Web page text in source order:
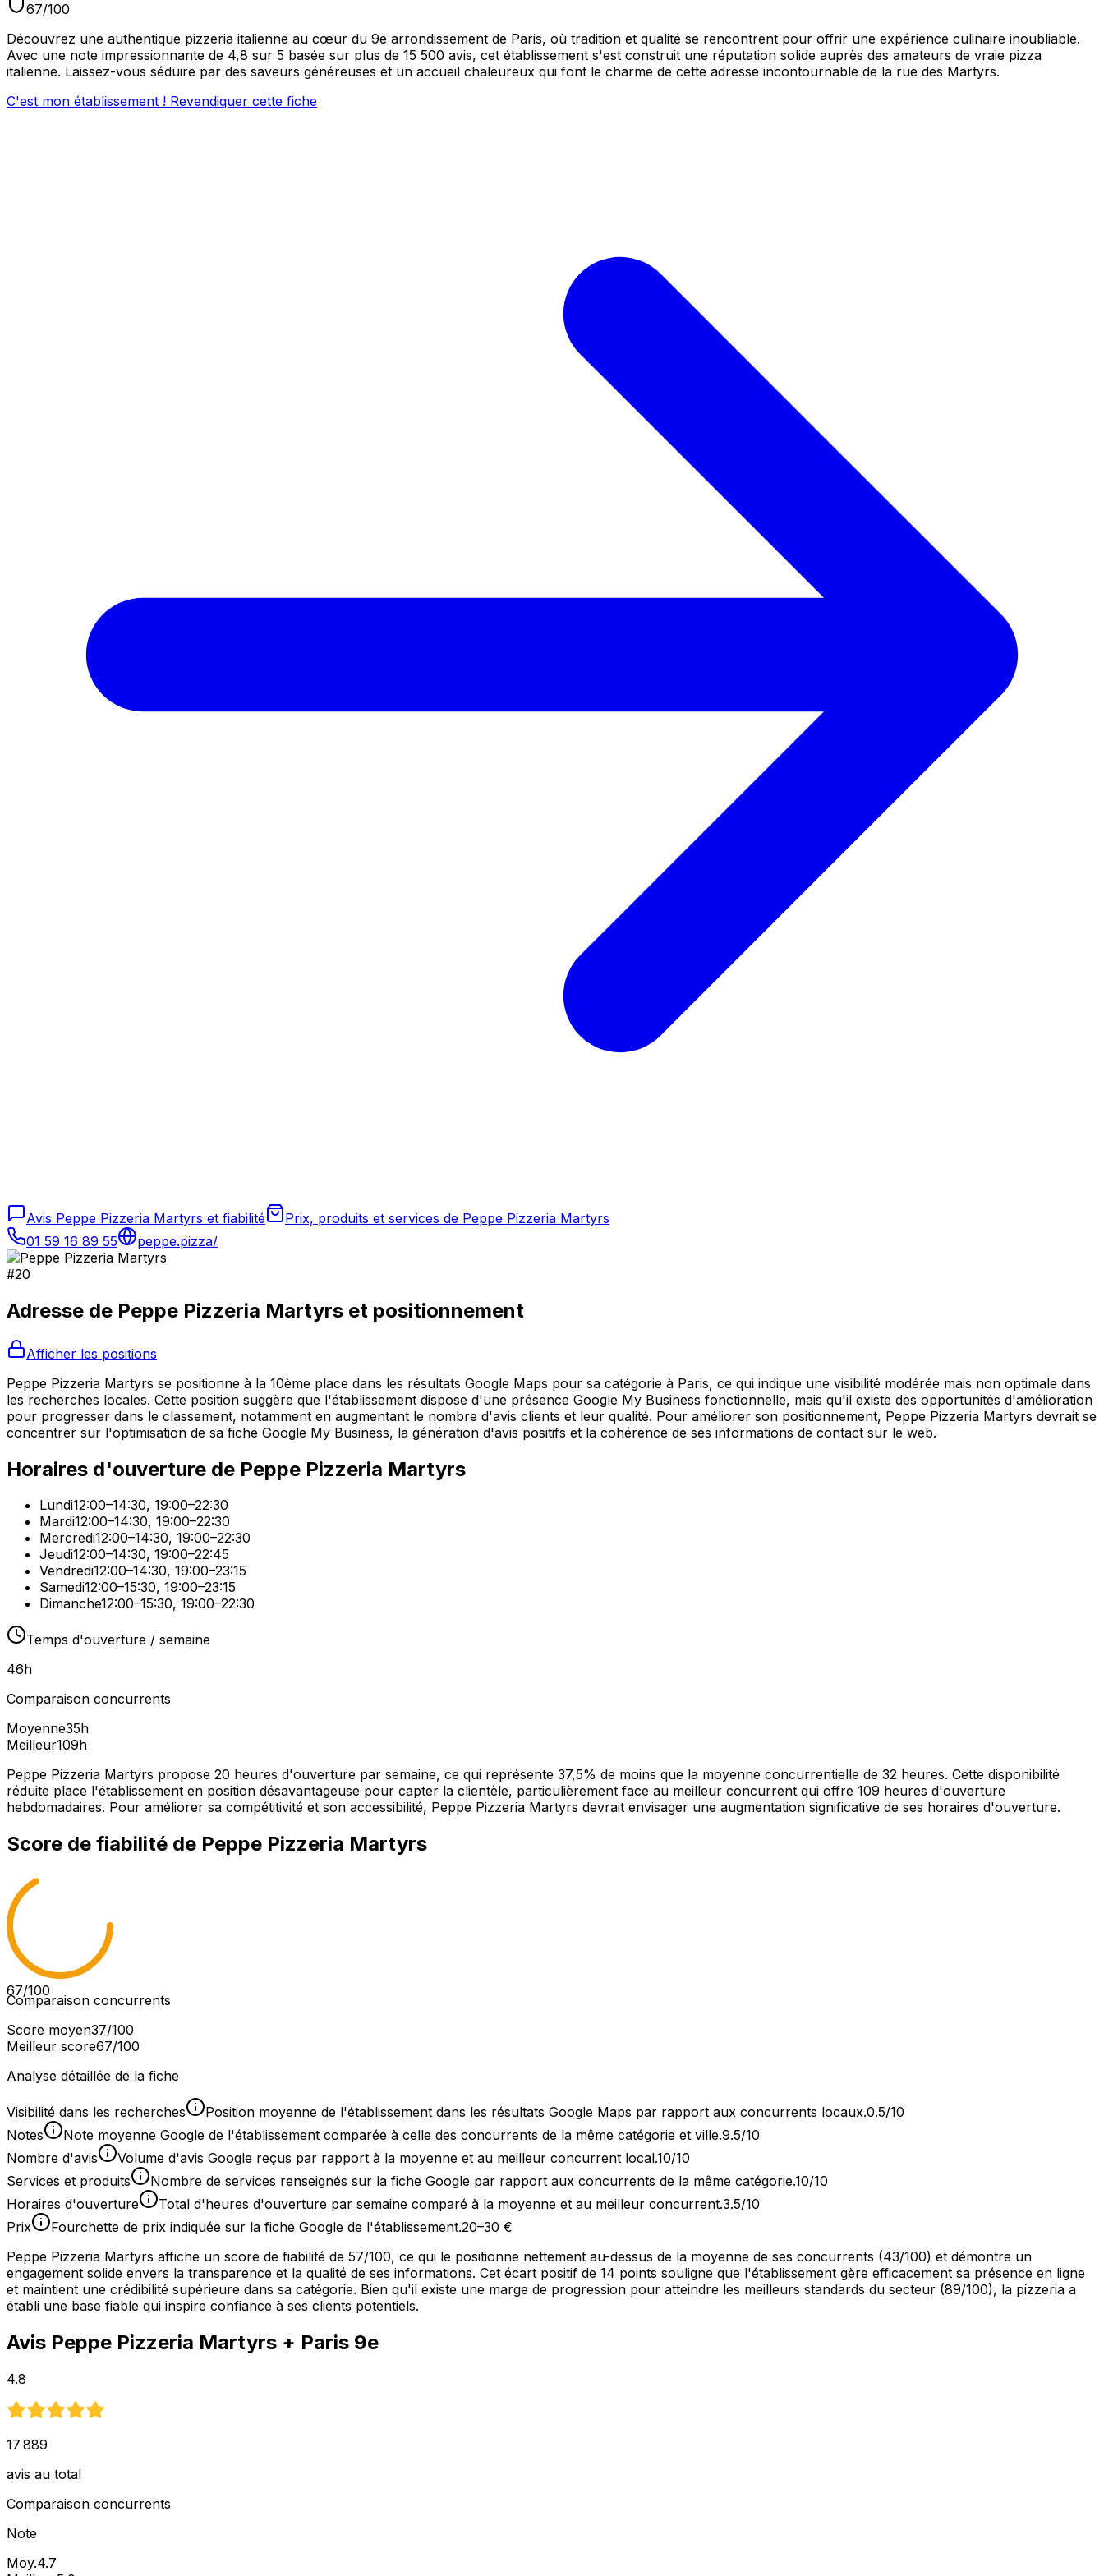
67/100
Découvrez une authentique pizzeria italienne au cœur du 9e arrondissement de Paris, où tradition et qualité se rencontrent pour offrir une expérience culinaire inoubliable.
Avec une note impressionnante de 4,8 sur 5 basée sur plus de 15 500 avis, cet établissement s'est construit une réputation solide auprès des amateurs de vraie pizza
italienne. Laissez-vous séduire par des saveurs généreuses et un accueil chaleureux qui font le charme de cette adresse incontournable de la rue des Martyrs.
C'est mon établissement ! Revendiquer cette fiche
Avis Peppe Pizzeria Martyrs et fiabilité
Prix, produits et services de Peppe Pizzeria Martyrs
01 59 16 89 55
peppe.pizza/
#20
Adresse de Peppe Pizzeria Martyrs et positionnement
Afficher les positions
Peppe Pizzeria Martyrs se positionne à la 10ème place dans les résultats Google Maps pour sa catégorie à Paris, ce qui indique une visibilité modérée mais non optimale dans
les recherches locales. Cette position suggère que l'établissement dispose d'une présence Google My Business fonctionnelle, mais qu'il existe des opportunités d'amélioration
pour progresser dans le classement, notamment en augmentant le nombre d'avis clients et leur qualité. Pour améliorer son positionnement, Peppe Pizzeria Martyrs devrait se
concentrer sur l'optimisation de sa fiche Google My Business, la génération d'avis positifs et la cohérence de ses informations de contact sur le web.
Horaires d'ouverture de Peppe Pizzeria Martyrs
Lundi12:00–14:30, 19:00–22:30
Mardi12:00–14:30, 19:00–22:30
Mercredi12:00–14:30, 19:00–22:30
Jeudi12:00–14:30, 19:00–22:45
Vendredi12:00–14:30, 19:00–23:15
Samedi12:00–15:30, 19:00–23:15
Dimanche12:00–15:30, 19:00–22:30
Temps d'ouverture / semaine
46h
Comparaison concurrents
Moyenne35h
Meilleur109h
Peppe Pizzeria Martyrs propose 20 heures d'ouverture par semaine, ce qui représente 37,5% de moins que la moyenne concurrentielle de 32 heures. Cette disponibilité
réduite place l'établissement en position désavantageuse pour capter la clientèle, particulièrement face au meilleur concurrent qui offre 109 heures d'ouverture
hebdomadaires. Pour améliorer sa compétitivité et son accessibilité, Peppe Pizzeria Martyrs devrait envisager une augmentation significative de ses horaires d'ouverture.
Score de fiabilité de Peppe Pizzeria Martyrs
67/100
Comparaison concurrents
Score moyen37/100
Meilleur score67/100
Analyse détaillée de la fiche
Visibilité dans les recherches Position moyenne de l'établissement dans les résultats Google Maps par rapport aux concurrents locaux.0.5/10
Notes
Note moyenne Google de l'établissement comparée à celle des concurrents de la même catégorie et ville.9.5/10
Nombre d'avis
Volume d'avis Google reçus par rapport à la moyenne et au meilleur concurrent local.10/10
Services et produits
Nombre de services renseignés sur la fiche Google par rapport aux concurrents de la même catégorie.10/10
Horaires d'ouverture
Total d'heures d'ouverture par semaine comparé à la moyenne et au meilleur concurrent.3.5/10
Prix
Fourchette de prix indiquée sur la fiche Google de l'établissement.20–30 €
Peppe Pizzeria Martyrs affiche un score de fiabilité de 57/100, ce qui le positionne nettement au-dessus de la moyenne de ses concurrents (43/100) et démontre un
engagement solide envers la transparence et la qualité de ses informations. Cet écart positif de 14 points souligne que l'établissement gère efficacement sa présence en ligne
et maintient une crédibilité supérieure dans sa catégorie. Bien qu'il existe une marge de progression pour atteindre les meilleurs standards du secteur (89/100), la pizzeria a
établi une base fiable qui inspire confiance à ses clients potentiels.
Avis Peppe Pizzeria Martyrs + Paris 9e
4.8
17 889
avis au total
Comparaison concurrents
Note
Moy.4.7